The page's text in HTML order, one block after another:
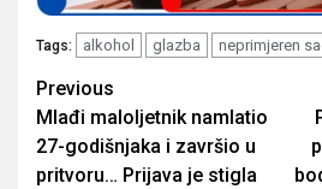
Tags: alkohol glazba neprimjeren
Post
navigation
Previous
Mlađi maloljetnik namlatio
27-godišnjaka i završio u
pritvoru… Prijava je stigla